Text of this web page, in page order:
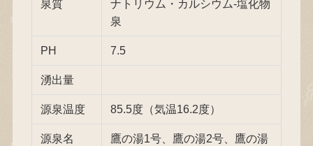
泉質
ナトリウム・カルシウム-塩化物
泉
PH 7.5
湧出量
源泉温度 85.5度（気温16.2度）
源泉名
鷹の湯1号、鷹の湯2号、鷹の湯